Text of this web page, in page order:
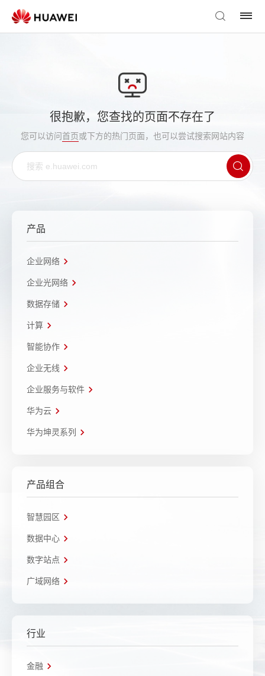
很抱歉，您查找的页面不存在了
您可以访问首页或下方的热门页面，也可以尝试搜索网站内容
产品
企业网络
企业光网络
数据存储
计算
智能协作
企业无线
企业服务与软件
华为云
华为坤灵系列
产品组合
智慧园区
数据中心
数字站点
广域网络
行业
金融